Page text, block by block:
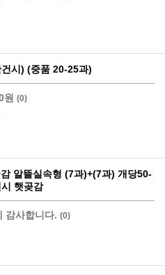
시) (중품 20-25과)
원 (0)
알뜰실속형 (7과)+(7과) 개당50-
햇곶감
감사합니다. (0)